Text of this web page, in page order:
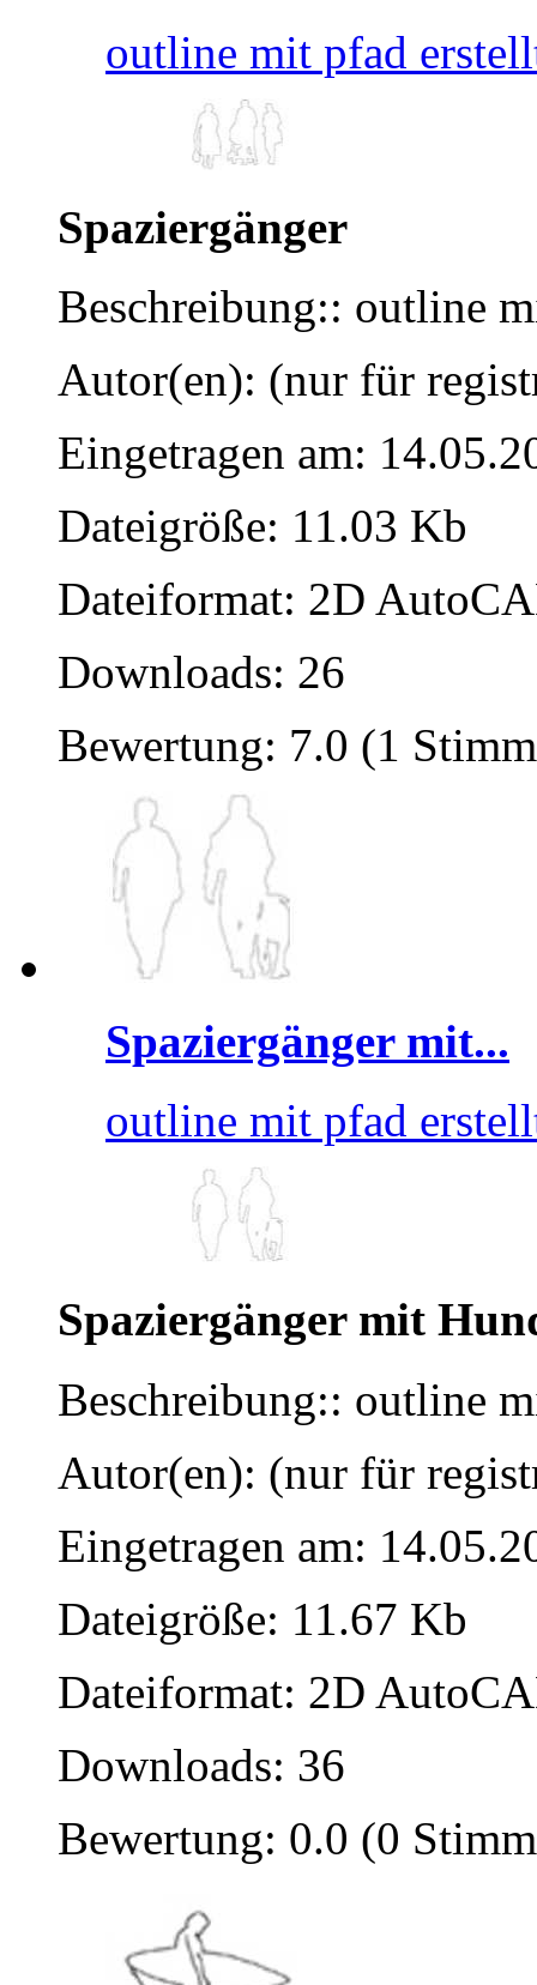
outline mit pfad
Spaziergänger
Beschreibung:: outline
Autor(en): (nur für
Eingetragen am:
Dateigröße: 11.03 Kb
Dateiformat: 2D
Downloads: 26
Bewertung: 7.0 (1
Spaziergänger mit...
outline mit pfad
Spaziergänger mit
Beschreibung:: outline
Autor(en): (nur für
Eingetragen am:
Dateigröße: 11.67 Kb
Dateiformat: 2D
Downloads: 36
Bewertung: 0.0 (0